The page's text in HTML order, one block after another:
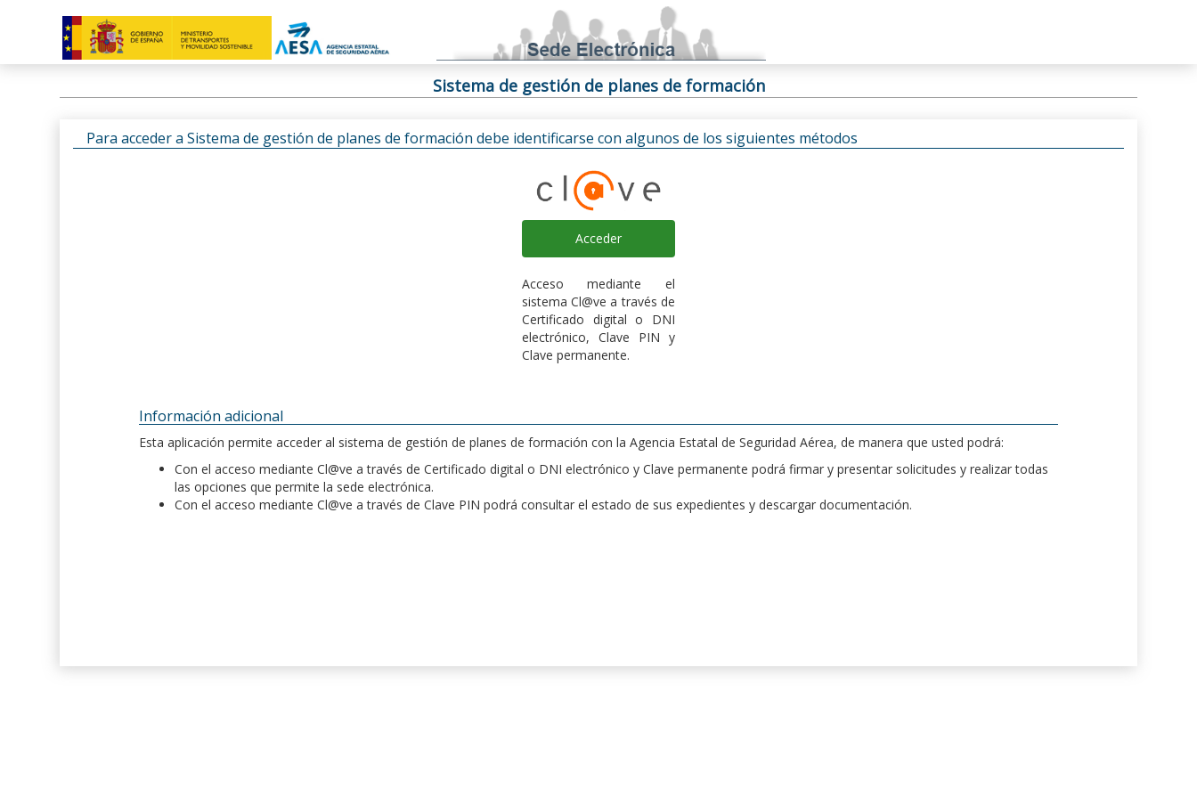
Sistema de gestión de planes de formación
Para acceder a Sistema de gestión de planes de formación debe identificarse con algunos de los siguientes métodos
Acceder
Acceso mediante el
sistema Cl@ve a través de
Certificado digital o DNI
electrónico, Clave PIN y
Clave permanente.
Información adicional
Esta aplicación permite acceder al sistema de gestión de planes de formación con la Agencia Estatal de Seguridad Aérea, de manera que usted podrá:
Con el acceso mediante Cl@ve a través de Certificado digital o DNI electrónico y Clave permanente podrá firmar y presentar solicitudes y realizar todas
las opciones que permite la sede electrónica.
Con el acceso mediante Cl@ve a través de Clave PIN podrá consultar el estado de sus expedientes y descargar documentación.